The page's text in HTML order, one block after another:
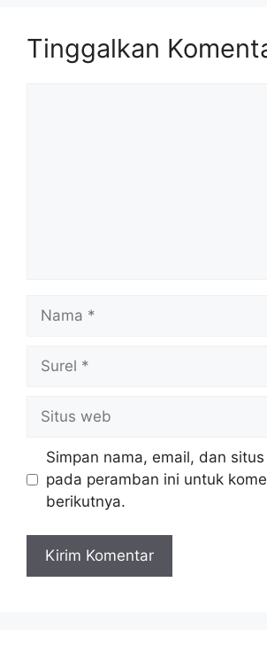
Tinggalkan
web
Simpan nama, email, dan
pada peramban ini untuk
berikutnya.